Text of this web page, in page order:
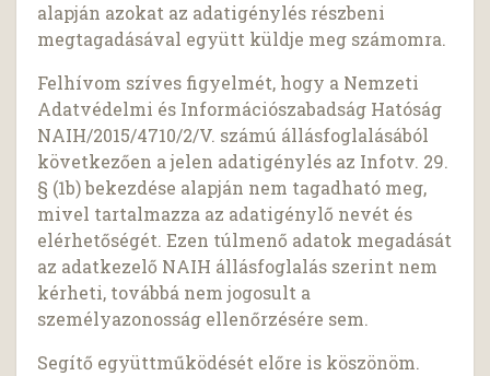
alapján azokat az adatigénylés részbeni
megtagadásával együtt küldje meg számomra.
Felhívom szíves figyelmét, hogy a Nemzeti
Adatvédelmi és Információszabadság Hatóság
NAIH/2015/4710/2/V. számú állásfoglalásából
következően a jelen adatigénylés az Infotv. 29.
§ (1b) bekezdése alapján nem tagadható meg,
mivel tartalmazza az adatigénylő nevét és
elérhetőségét. Ezen túlmenő adatok megadását
az adatkezelő NAIH állásfoglalás szerint nem
kérheti, továbbá nem jogosult a
személyazonosság ellenőrzésére sem.
Segítő együttműködését előre is köszönöm.